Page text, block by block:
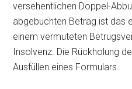
versehentlichen Doppel-
abgebuchten Betrag ist das
einem vermuteten
Insolvenz. Die Rückholung
Ausfüllen eines Formulars.